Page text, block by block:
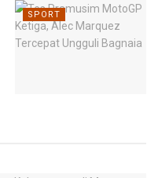
SPORT